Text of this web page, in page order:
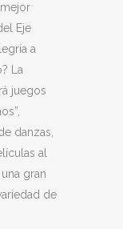
Eje
a
La
juegos
danzas,
al
gran
de